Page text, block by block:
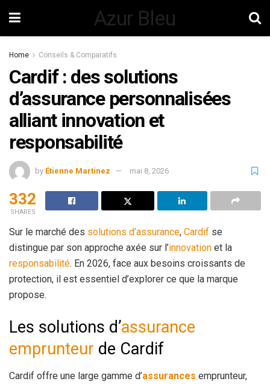
Azur Bleu
Home Conseils & Comparatifs
Cardif : des solutions
d’assurance personnalisées
alliant innovation et
responsabilité
by Étienne Martinez mai 8, 2026
332
SHARES
Sur le marché des solutions d’assurance, Cardif se
distingue par son approche axée sur l’innovation et la
responsabilité. En 2026, face aux besoins croissants de
protection, il est essentiel d’explorer ce que la marque
propose.
Les solutions d’assurance
emprunteur de Cardif
Cardif offre une large gamme d’assurances emprunteur,